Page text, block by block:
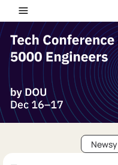
Newsy